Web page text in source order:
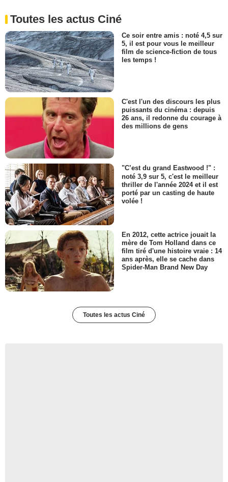
Toutes les actus Ciné
Ce soir entre amis : noté 4,5 sur
5, il est pour vous le meilleur
film de science-fiction de tous
les temps !
C'est l'un des discours les plus
puissants du cinéma : depuis
26 ans, il redonne du courage à
des millions de gens
"C’est du grand Eastwood !" :
noté 3,9 sur 5, c'est le meilleur
thriller de l'année 2024 et il est
porté par un casting de haute
volée !
En 2012, cette actrice jouait la
mère de Tom Holland dans ce
film tiré d'une histoire vraie : 14
ans après, elle se cache dans
Spider-Man Brand New Day
Toutes les actus Ciné